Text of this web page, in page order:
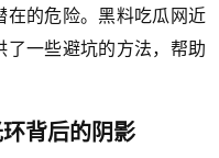
的危险。黑料吃瓜网近
一些避坑的方法，帮助
背后的阴影